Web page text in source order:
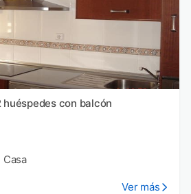
con balcón
Ver más